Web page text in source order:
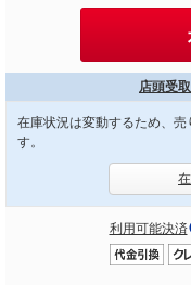
店頭受
在庫状況は変動するため、
す。
利用可能決済